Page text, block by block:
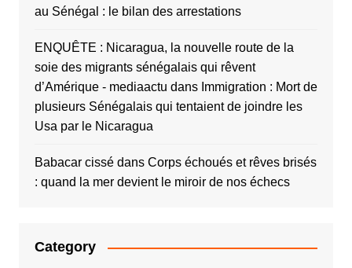
au Sénégal : le bilan des arrestations
ENQUÊTE : Nicaragua, la nouvelle route de la
soie des migrants sénégalais qui rêvent
d’Amérique - mediaactu dans Immigration : Mort de
plusieurs Sénégalais qui tentaient de joindre les
Usa par le Nicaragua
Babacar cissédans Corps échoués et rêves brisés
: quand la mer devient le miroir de nos échecs
Category